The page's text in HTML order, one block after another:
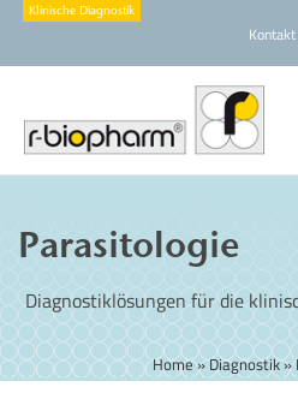
Kontakt
Parasitologie
Diagnostiklösungen für die
Home»Diagnostik»